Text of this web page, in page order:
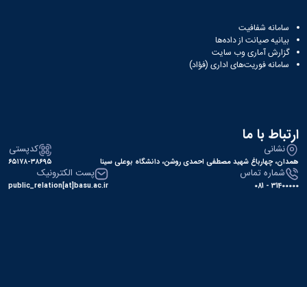
سامانه شفافیت
بیانیه صیانت از داده‌ها
گزارش آماری وب‌ سایت
سامانه فوریت‌های اداری (فؤاد)
ارتباط با ما
نشانی
همدان، چهارباغ شهید مصطفی احمدی روشن، دانشگاه بوعلی سینا
کدپستی
۶۵۱۷۸-۳۸۶۹۵
شماره تماس
31400000 - 081
پست الکترونیک
public_relation[at]basu.ac.ir